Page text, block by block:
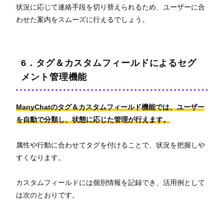
状況に応じて連絡手段を切り替えられるため、ユーザーに合
わせた案内をスムーズに行えるでしょう。
6．タグ＆カスタムフィールドによるセグ
メント管理機能
ManyChatのタグ＆カスタムフィールド機能では、ユーザー
を自動で分類し、状態に応じた管理が行えます。
属性や行動に合わせてタグを付けることで、状況を把握しや
すくなります。
カスタムフィールドには個別情報を記録でき、活用例として
は次のとおりです。